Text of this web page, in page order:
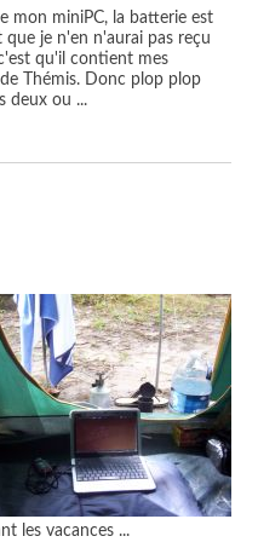
mon miniPC, la batterie est
je n'en n'aurai pas reçu
qu'il contient mes
Thémis. Donc plop plop
deux ou ...
les vacances ...